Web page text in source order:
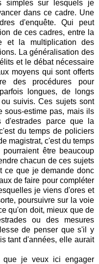
simples sur lesquels je
dans ce cadre. Une
d'enquête. Qui peut
de ces cadres, entre la
et la multiplication des
La généralisation des
et le débat nécessaire
moyens qui sont offerts
des procédures pour
longues, de longs
suivis. Ces sujets sont
sous-estime pas, mais ils
d'estrades parce que la
du temps de policiers
magistrat, c'est du temps
être beaucoup
chacun de ces sujets
ce que je demande donc
de faire pour compléter
je viens d'ores et
poursuivre sur la voie
qu'on doit, mieux que de
ou des mesures
de penser que s'il y
tant d'années, elle aurait
que je veux ici engager